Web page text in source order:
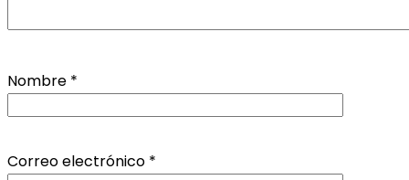
Nombre *
Correo electrónico *